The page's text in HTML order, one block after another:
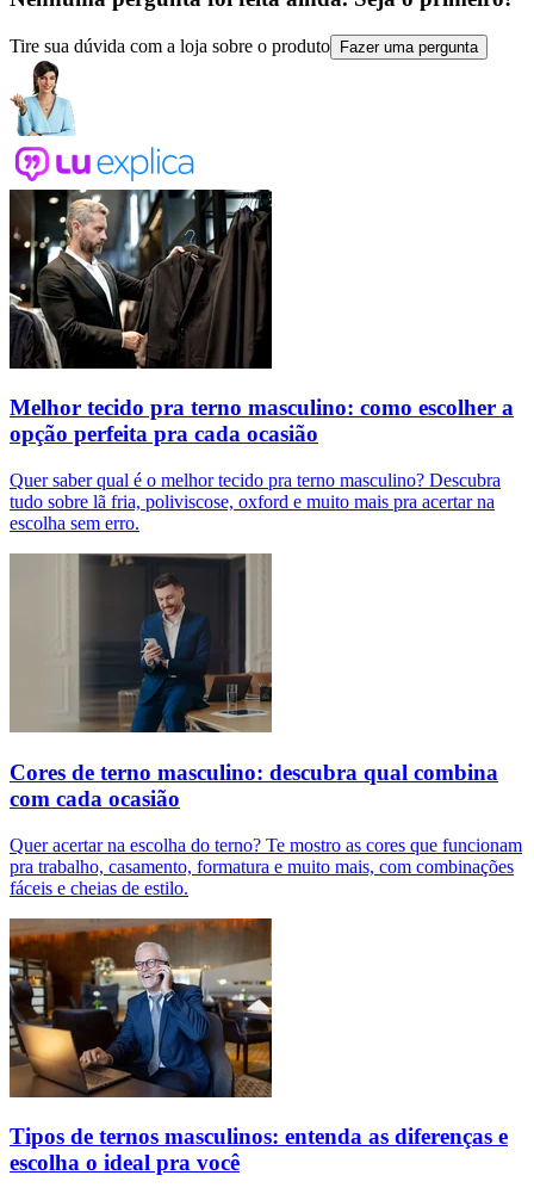
Tire sua dúvida com a loja sobre o produto Fazer uma pergunta
Melhor tecido pra terno masculino: como escolher a
opção perfeita pra cada ocasião
Quer saber qual é o melhor tecido pra terno masculino? Descubra
tudo sobre lã fria, poliviscose, oxford e muito mais pra acertar na
escolha sem erro.
Cores de terno masculino: descubra qual combina
com cada ocasião
Quer acertar na escolha do terno? Te mostro as cores que funcionam
pra trabalho, casamento, formatura e muito mais, com combinações
fáceis e cheias de estilo.
Tipos de ternos masculinos: entenda as diferenças e
escolha o ideal pra você